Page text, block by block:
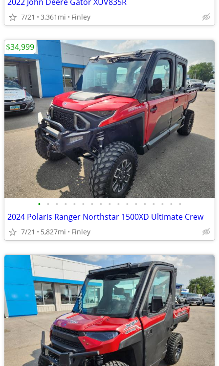
7/21 3,361mi Finley
• • • • • • • • • • • • • • • • •
2024 Polaris Ranger Northstar 1500XD Ultimate Crew
7/21 5,827mi Finley
$34,999